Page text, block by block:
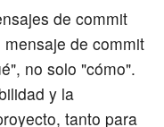
de commit
de commit
no solo "cómo".
y la
tanto para